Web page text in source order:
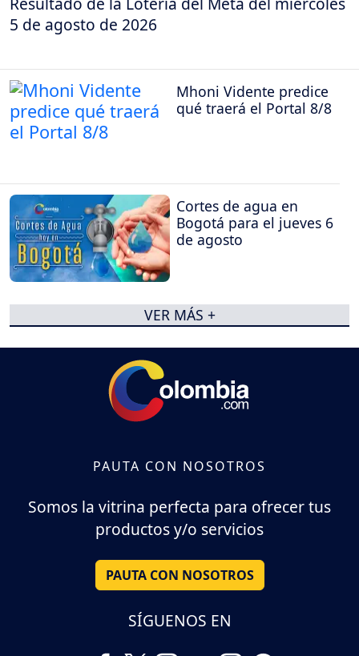
5 de agosto de 2026
Mhoni Vidente predice
qué traerá el Portal 8/8
Cortes de agua en
Bogotá para el jueves 6
de agosto
VER MÁS +
PAUTA CON NOSOTROS
Somos la vitrina perfecta para ofrecer tus
productos y/o servicios
PAUTA CON NOSOTROS
SÍGUENOS EN